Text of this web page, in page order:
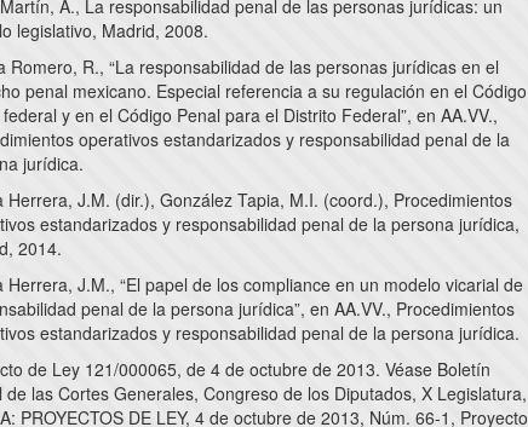
A., La responsabilidad penal de las personas jurídicas: un
legislativo, Madrid, 2008.
Romero, R., “La responsabilidad de las personas jurídicas en el
penal mexicano. Especial referencia a su regulación en el Código
y en el Código Penal para el Distrito Federal”, en AA.VV.,
operativos estandarizados y responsabilidad penal de la
jurídica.
Herrera, J.M. (dir.), González Tapia, M.I. (coord.), Procedimientos
estandarizados y responsabilidad penal de la persona jurídica,
2014.
Herrera, J.M., “El papel de los compliance en un modelo vicarial de
penal de la persona jurídica”, en AA.VV., Procedimientos
estandarizados y responsabilidad penal de la persona jurídica.
de Ley 121/000065, de 4 de octubre de 2013. Véase Boletín
de las Cortes Generales, Congreso de los Diputados, X Legislatura,
PROYECTOS DE LEY, 4 de octubre de 2013, Núm. 66-1, Proyecto